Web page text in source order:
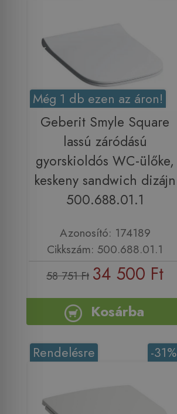
Még 1 db ezen az áron!
Geberit Smyle Square
lassú záródású
gyorskioldós WC-ülőke,
keskeny sandwich dizájn
500.688.01.1
Azonosító: 174189
Cikkszám: 500.688.01.1
58 751 Ft 34 500 Ft
Kosárba
-31%
Rendelésre